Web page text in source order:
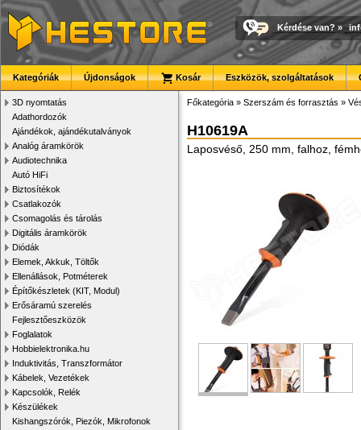
Kérdése van? »
Kategóriák Újdonságok Kosár Eszközök, szolgáltatások
3D nyomtatás
Adathordozók
Ajándékok, ajándékutalványok
Analóg áramkörök
Audiotechnika
Autó HiFi
Biztosítékok
Csatlakozók
Csomagolás és tárolás
Digitális áramkörök
Diódák
Elemek, Akkuk, Töltők
Ellenállások, Potméterek
Építőkészletek (KIT, Modul)
Erősáramú szerelés
Fejlesztőeszközök
Foglalatok
Hobbielektronika.hu
Induktivitás, Transzformátor
Kábelek, Vezetékek
Kapcsolók, Relék
Készülékek
Kishangszórók, Piezók, Mikrofonok
Főkategória » Szerszám és forrasztás »
H10619A
Laposvéső, 250 mm, falhoz,